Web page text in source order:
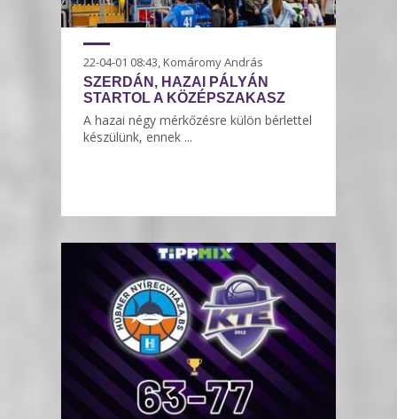
22-04-01 08:43, Komáromy András
SZERDÁN, HAZAI PÁLYÁN
STARTOL A KÖZÉPSZAKASZ
A hazai négy mérkőzésre külön bérlettel
készülünk, ennek ...